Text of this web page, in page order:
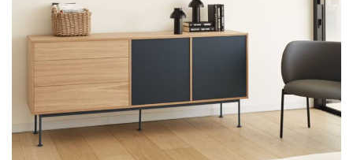
Dormitorio
Lámparas
Baño